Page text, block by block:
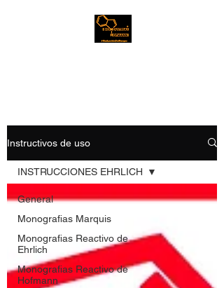
Instructivos de uso
General
Monografias Marquis
Monografias Reactivo de
Ehrlich
Monografias Reactivo de
Hofmann
INSTRUCCIONES EHRLICH